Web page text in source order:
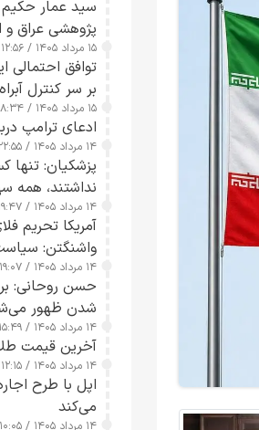
سید عمار
پژوهشی عراق و
۱۵ مرداد ۱۴۰۵ / ۱۲:۵۶
توافق احتمالی
بر سر کنترل
۱۵ مرداد ۱۴۰۵ / ۰۸:۳۴
ادعای ترامپ
۱۴ مرداد ۱۴۰۵ / ۲۲:۵۵
پزشکیان: تنها
نداشتند، همه
۱۴ مرداد ۱۴۰۵ / ۱۹:۴۷
آمریکا تحریم
واشنگتن:
۱۴ مرداد ۱۴۰۵ / ۱۹:۰۷
حسن روحانی:
شدن ظهور
۱۴ مرداد ۱۴۰۵ / ۱۵:۴۹
آخرین قیمت طلا و سکه
۱۴ مرداد ۱۴۰۵ / ۱۲:۱۵
اپل با طرح
می‌کند
۱۴ مرداد ۱۴۰۵ / ۱۰:۰۵